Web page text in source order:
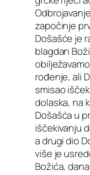
započinje
Došašće je
blagdan
rođenje, ali
smisao
dolaska, na
Došašća u
iščekivanju
a drugi dio
više je
Božića,